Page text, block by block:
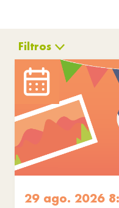
Filtros
Deporte
Mercados / Ferias
Restablecer filtros
29 ago. 2026